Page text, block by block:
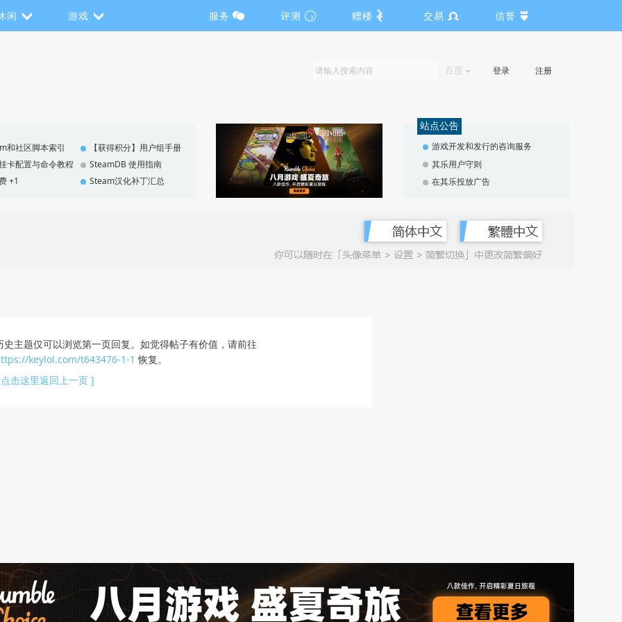
闲 游戏 服务 评测 赠楼 交易 信誉
百度 登录 注册
和社区脚本索引
【获得积分】用户组手册
卡配置与命令教程
SteamDB 使用指南
+1
Steam汉化补丁汇总
站点公告
游戏开发和发行的咨询服务
其乐用户守则
在其乐投放广告
史主题仅可以浏览第一页回复。如觉得帖子有价值，请前往
keylol.com/t643476-1-1 恢复。
击这里返回上一页 ]